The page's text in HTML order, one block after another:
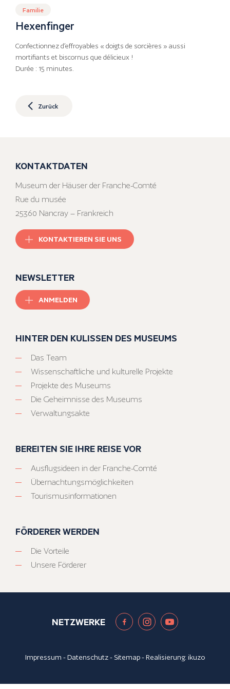
Familie
Hexenfinger
Confectionnez d’effroyables « doigts de sorcières » aussi
mortifiants et biscornus que délicieux !
Durée : 15 minutes.
Zurück
KONTAKTDATEN
Museum der Häuser der Franche-Comté
Rue du musée
25360 Nancray – Frankreich
KONTAKTIEREN SIE UNS
NEWSLETTER
ANMELDEN
HINTER DEN KULISSEN DES MUSEUMS
Das Team
Wissenschaftliche und kulturelle Projekte
Projekte des Museums
Die Geheimnisse des Museums
Verwaltungsakte
BEREITEN SIE IHRE REISE VOR
Ausflugsideen in der Franche-Comté
Übernachtungsmöglichkeiten
Tourismusinformationen
FÖRDERER WERDEN
Die Vorteile
Unsere Förderer
NETZWERKE
Impressum -Datenschutz- Sitemap- Realisierung:ikuzo